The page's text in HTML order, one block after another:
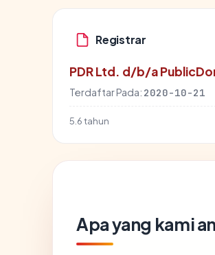
Registrar
PDR Ltd. d/b/a
Terdaftar Pada: 2020-10-21
5.6 tahun
Apa yang kami